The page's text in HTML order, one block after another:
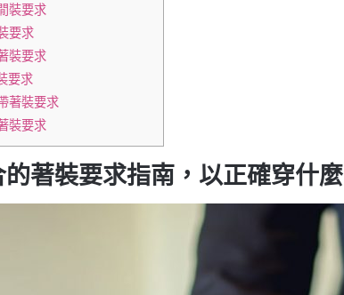
裝要求
要求
裝要求
要求
著裝要求
裝要求
著裝要求指南，以正確穿什麼